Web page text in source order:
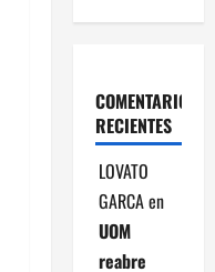
COMENTARIOS
RECIENTES
LOVATO
GARCAen
UOM
reabre